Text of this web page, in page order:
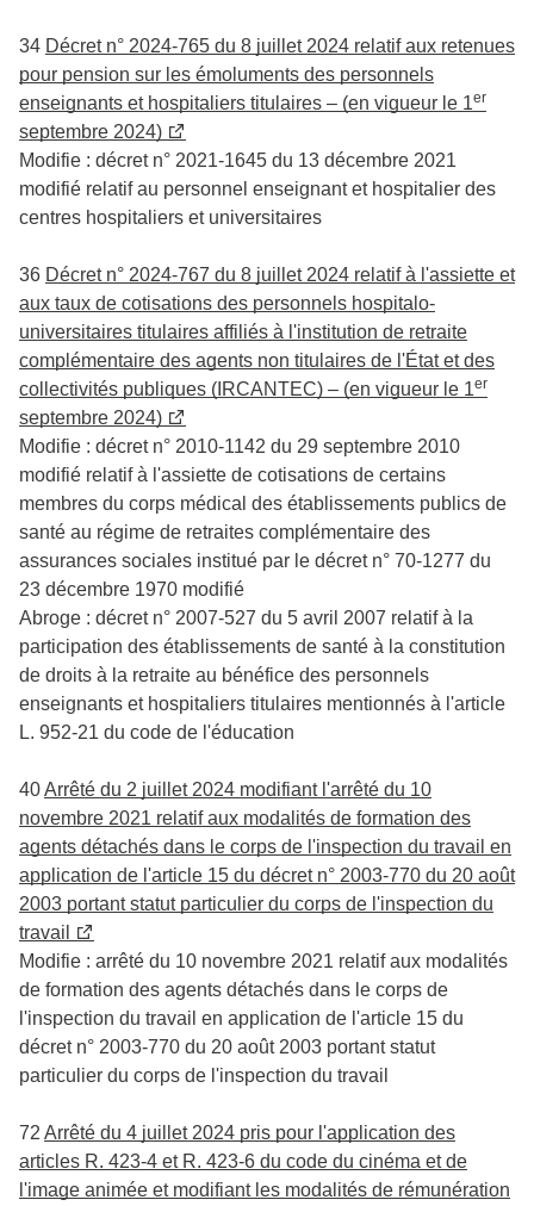
34 Décret n° 2024-765 du 8 juillet 2024 relatif aux retenues
pour pension sur les émoluments des personnels
enseignants et hospitaliers titulaires – (en vigueur le 1er
septembre 2024)
Modifie : décret n° 2021-1645 du 13 décembre 2021
modifié relatif au personnel enseignant et hospitalier des
centres hospitaliers et universitaires
36 Décret n° 2024-767 du 8 juillet 2024 relatif à l'assiette et
aux taux de cotisations des personnels hospitalo-
universitaires titulaires affiliés à l'institution de retraite
complémentaire des agents non titulaires de l'État et des
collectivités publiques (IRCANTEC) – (en vigueur le 1er
septembre 2024)
Modifie : décret n° 2010-1142 du 29 septembre 2010
modifié relatif à l'assiette de cotisations de certains
membres du corps médical des établissements publics de
santé au régime de retraites complémentaire des
assurances sociales institué par le décret n° 70-1277 du
23 décembre 1970 modifié
Abroge : décret n° 2007-527 du 5 avril 2007 relatif à la
participation des établissements de santé à la constitution
de droits à la retraite au bénéfice des personnels
enseignants et hospitaliers titulaires mentionnés à l'article
L. 952-21 du code de l'éducation
40Arrêté du 2 juillet 2024 modifiant l'arrêté du 10
novembre 2021 relatif aux modalités de formation des
agents détachés dans le corps de l'inspection du travail en
application de l'article 15 du décret n° 2003-770 du 20 août
2003 portant statut particulier du corps de l'inspection du
travail
Modifie : arrêté du 10 novembre 2021 relatif aux modalités
de formation des agents détachés dans le corps de
l'inspection du travail en application de l'article 15 du
décret n° 2003-770 du 20 août 2003 portant statut
particulier du corps de l'inspection du travail
72 Arrêté du 4 juillet 2024 pris pour l'application des
articles R. 423-4 et R. 423-6 du code du cinéma et de
l'image animée et modifiant les modalités de rémunération